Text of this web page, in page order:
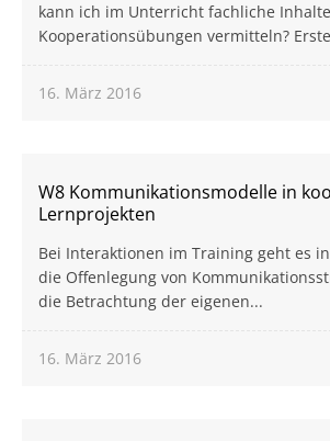
kann ich im Unterricht fachliche
Kooperationsübungen vermitteln?
16. März 2016
W8 Kommunikationsmodelle in
Lernprojekten
Bei Interaktionen im Training geht es
die Offenlegung von
die Betrachtung der eigenen...
16. März 2016